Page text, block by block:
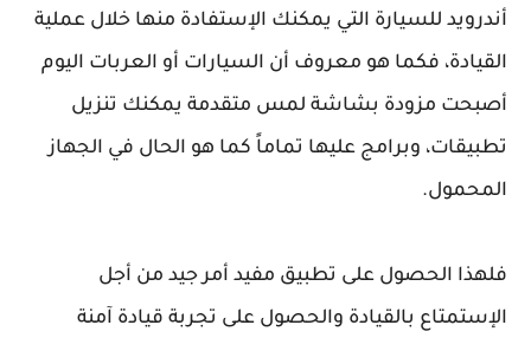
أندرويد للسيارة التي يمكنك الإستفادة منها خلال عملية
القيادة، فكما هو معروف أن السيارات أو العربات اليوم
أصبحت مزودة بشاشة لمس متقدمة يمكنك تنزيل
تطبيقات، وبرامج عليها تماماً كما هو الحال في الجهاز
المحمول.
فلهذا الحصول على تطبيق مفيد أمر جيد من أجل
الإستمتاع بالقيادة والحصول على تجربة قيادة آمنة